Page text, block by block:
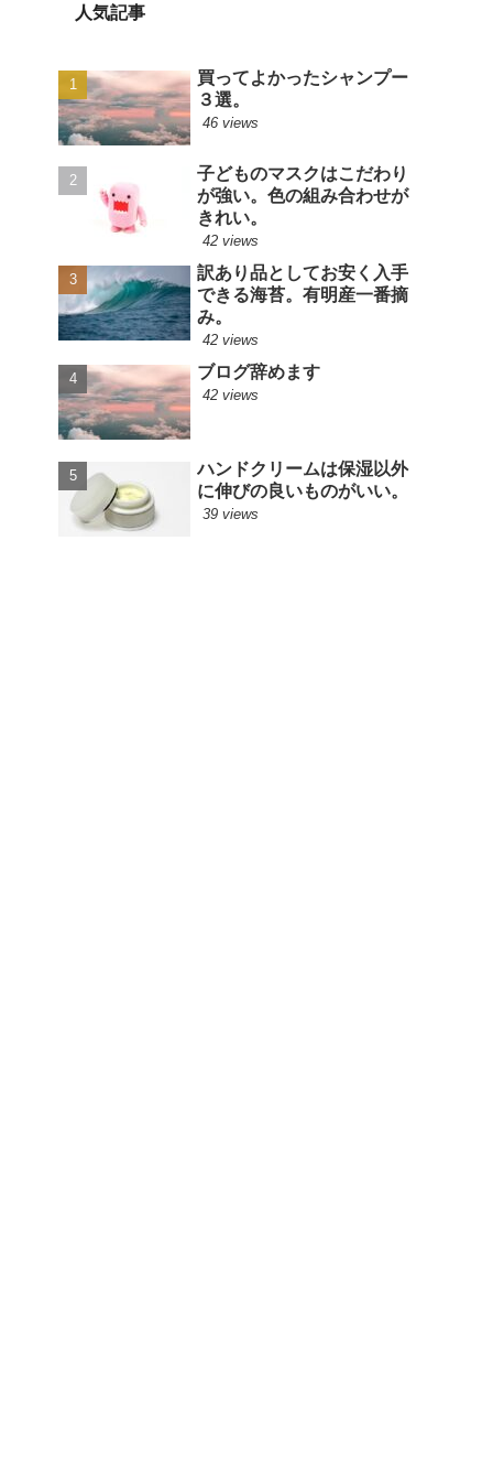
人気記事
買ってよかったシャンプー
３選。
46 views
子どものマスクはこだわり
が強い。色の組み合わせが
きれい。
42 views
訳あり品としてお安く入手
できる海苔。有明産一番摘
み。
42 views
ブログ辞めます
42 views
ハンドクリームは保湿以外
に伸びの良いものがいい。
39 views